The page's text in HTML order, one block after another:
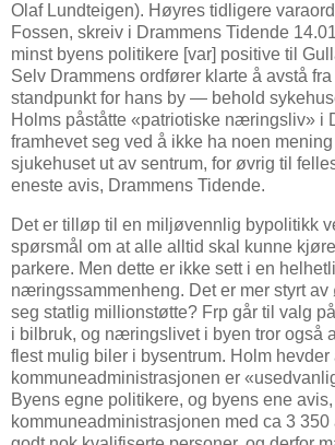
Olaf Lundteigen). Høyres tidligere
Fossen, skreiv i Drammens Tidende
minst byens politikere [var] positive til
Selv Drammens ordfører klarte å avstå
standpunkt for hans by — behold
Holms påståtte «patriotiske næringsliv» i
framhevet seg ved å ikke ha noen
sjukehuset ut av sentrum, for øvrig til
eneste avis, Drammens Tidende.
Det er tilløp til en miljøvennlig bypolitikk
spørsmål om at alle alltid skal kunne
parkere. Men dette er ikke sett i en
næringssammenheng. Det er mer styrt av
seg statlig millionstøtte? Frp går til valg
i bilbruk, og næringslivet i byen tror også
flest mulig biler i bysentrum. Holm hevder
kommuneadministrasjonen er
Byens egne politikere, og byens ene
kommuneadministrasjonen med ca 3